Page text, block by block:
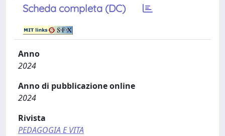
Scheda completa (DC)
Anno
2024
Anno di pubblicazione online
2024
Rivista
PEDAGOGIA E VITA